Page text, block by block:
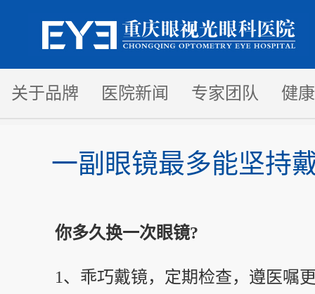
关于品牌 医院新闻 专家团队 健
一副眼镜最多能坚持
你多久换一次眼镜?
1、乖巧戴镜，定期检查，遵医嘱